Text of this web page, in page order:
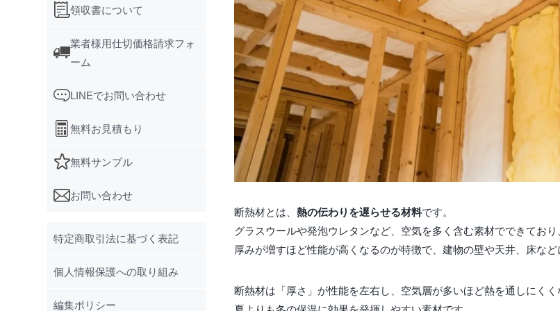
断熱材とは、熱の伝わりを遅らせる材料です。
グラスウールや発泡ウレタンなど、空気を多く含む素材でできており
厚みが増すほど性能が高くなるのが特徴で、建物の壁や天井、床など
断熱材は「厚さ」が性能を左右し、空気層が多いほど熱を通しにくく
領収書について
業者様用仕切価格請求フォ
ーム
LINEでお問い合わせ
無料お見積もり
無料サンプル
お問い合わせ
特定商取引法に基づく表記
個人情報保護への取り組み
編集ポリシー